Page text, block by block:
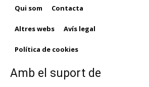
Qui som Contacta
Altres webs Avís legal
Política de cookies
Amb el suport de